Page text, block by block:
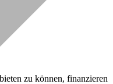
zu können, finanzieren